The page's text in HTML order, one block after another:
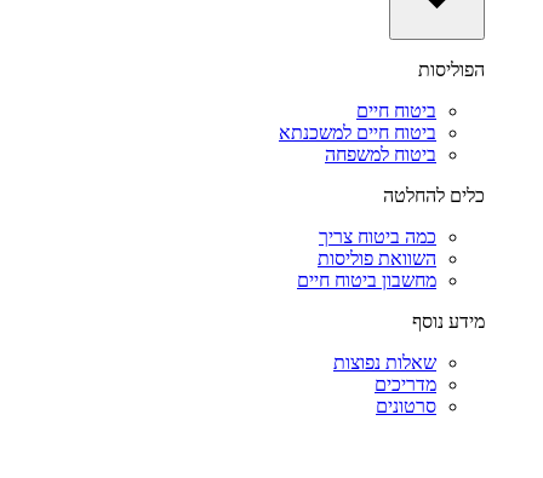
הפוליסות
ביטוח חיים
ביטוח חיים למשכנתא
ביטוח למשפחה
כלים להחלטה
כמה ביטוח צריך
השוואת פוליסות
מחשבון ביטוח חיים
מידע נוסף
שאלות נפוצות
מדריכים
סרטונים